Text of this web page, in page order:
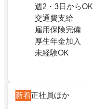
週2・3日からOK
交通費支給
雇用保険完備
厚生年金加入
未経験OK
新着正社員ほか